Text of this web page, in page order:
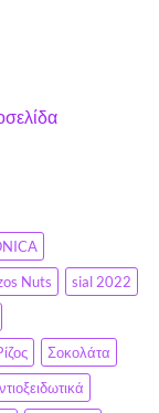
Nuts
sial 2022
Σοκολάτα